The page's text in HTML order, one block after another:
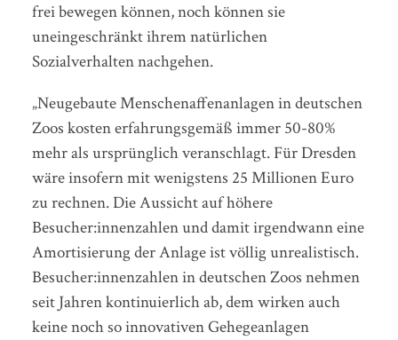
frei bewegen können, noch können sie
uneingeschränkt ihrem natürlichen
Sozialverhalten nachgehen.
„Neugebaute Menschenaffenanlagen in deutschen
Zoos kosten erfahrungsgemäß immer 50-80%
mehr als ursprünglich veranschlagt. Für Dresden
wäre insofern mit wenigstens 25 Millionen Euro
zu rechnen. Die Aussicht auf höhere
Besucher:innenzahlen und damit irgendwann eine
Amortisierung der Anlage ist völlig unrealistisch.
Besucher:innenzahlen in deutschen Zoos nehmen
seit Jahren kontinuierlich ab, dem wirken auch
keine noch so innovativen Gehegeanlagen